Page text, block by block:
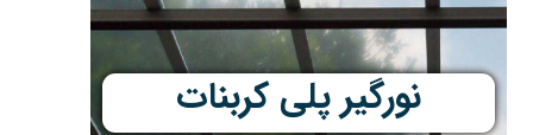
نورگیر پلی کربنات